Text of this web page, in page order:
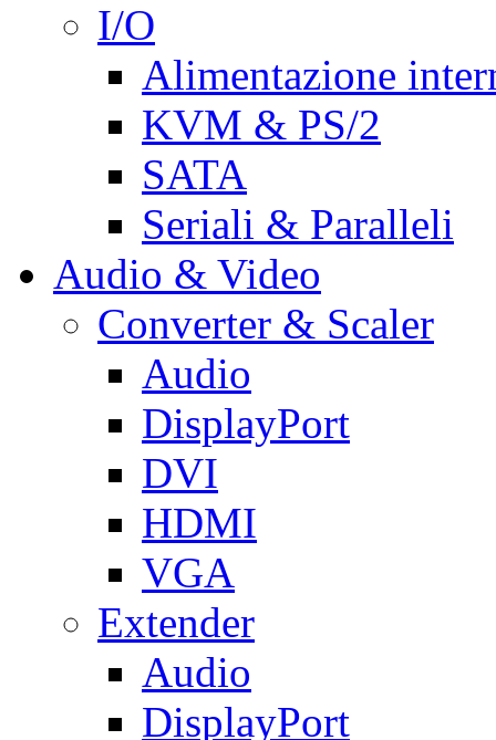
I/O
Alimentazione
KVM & PS/2
SATA
Seriali & Paralleli
Audio & Video
Converter & Scaler
Audio
DisplayPort
DVI
HDMI
VGA
Extender
Audio
DisplayPort